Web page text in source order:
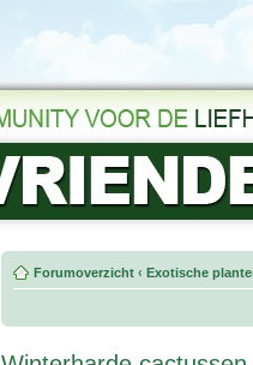
Forumoverzicht ‹ Exotische